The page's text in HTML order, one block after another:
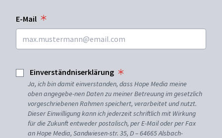
E-Mail
Einverständniserklärung
Ja, ich bin damit einverstanden, dass Hope Media meine
oben angegebe-nen Daten zu meiner Betreuung im gesetzlich
vorgeschriebenen Rahmen speichert, verarbeitet und nutzt.
Dieser Einwilligung kann ich jederzeit schriftlich mit Wirkung
für die Zukunft entweder postalisch, per E-Mail oder per Fax
an Hope Media, Sandwiesen-str. 35, D – 64665 Alsbach-